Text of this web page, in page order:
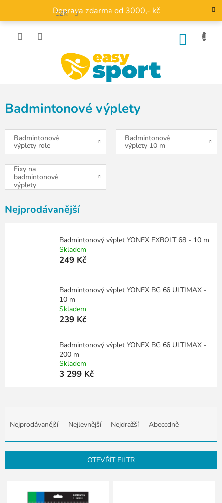
obsah
Doprava zdarma od 3000,- kč
CZK
Badmintonové výplety
Badmintonové
výplety role
Badmintonové
výplety 10 m
Fixy na
badmintonové
výplety
Nejprodávanější
Badmintonový výplet YONEX EXBOLT 68 - 10 m
Skladem
249 Kč
Badmintonový výplet YONEX BG 66 ULTIMAX -
10 m
Skladem
239 Kč
Badmintonový výplet YONEX BG 66 ULTIMAX -
200 m
Skladem
3 299 Kč
e
n
í
Nejprodávanější Nejlevnější Nejdražší Abecedně
OTEVŘÍT FILTR